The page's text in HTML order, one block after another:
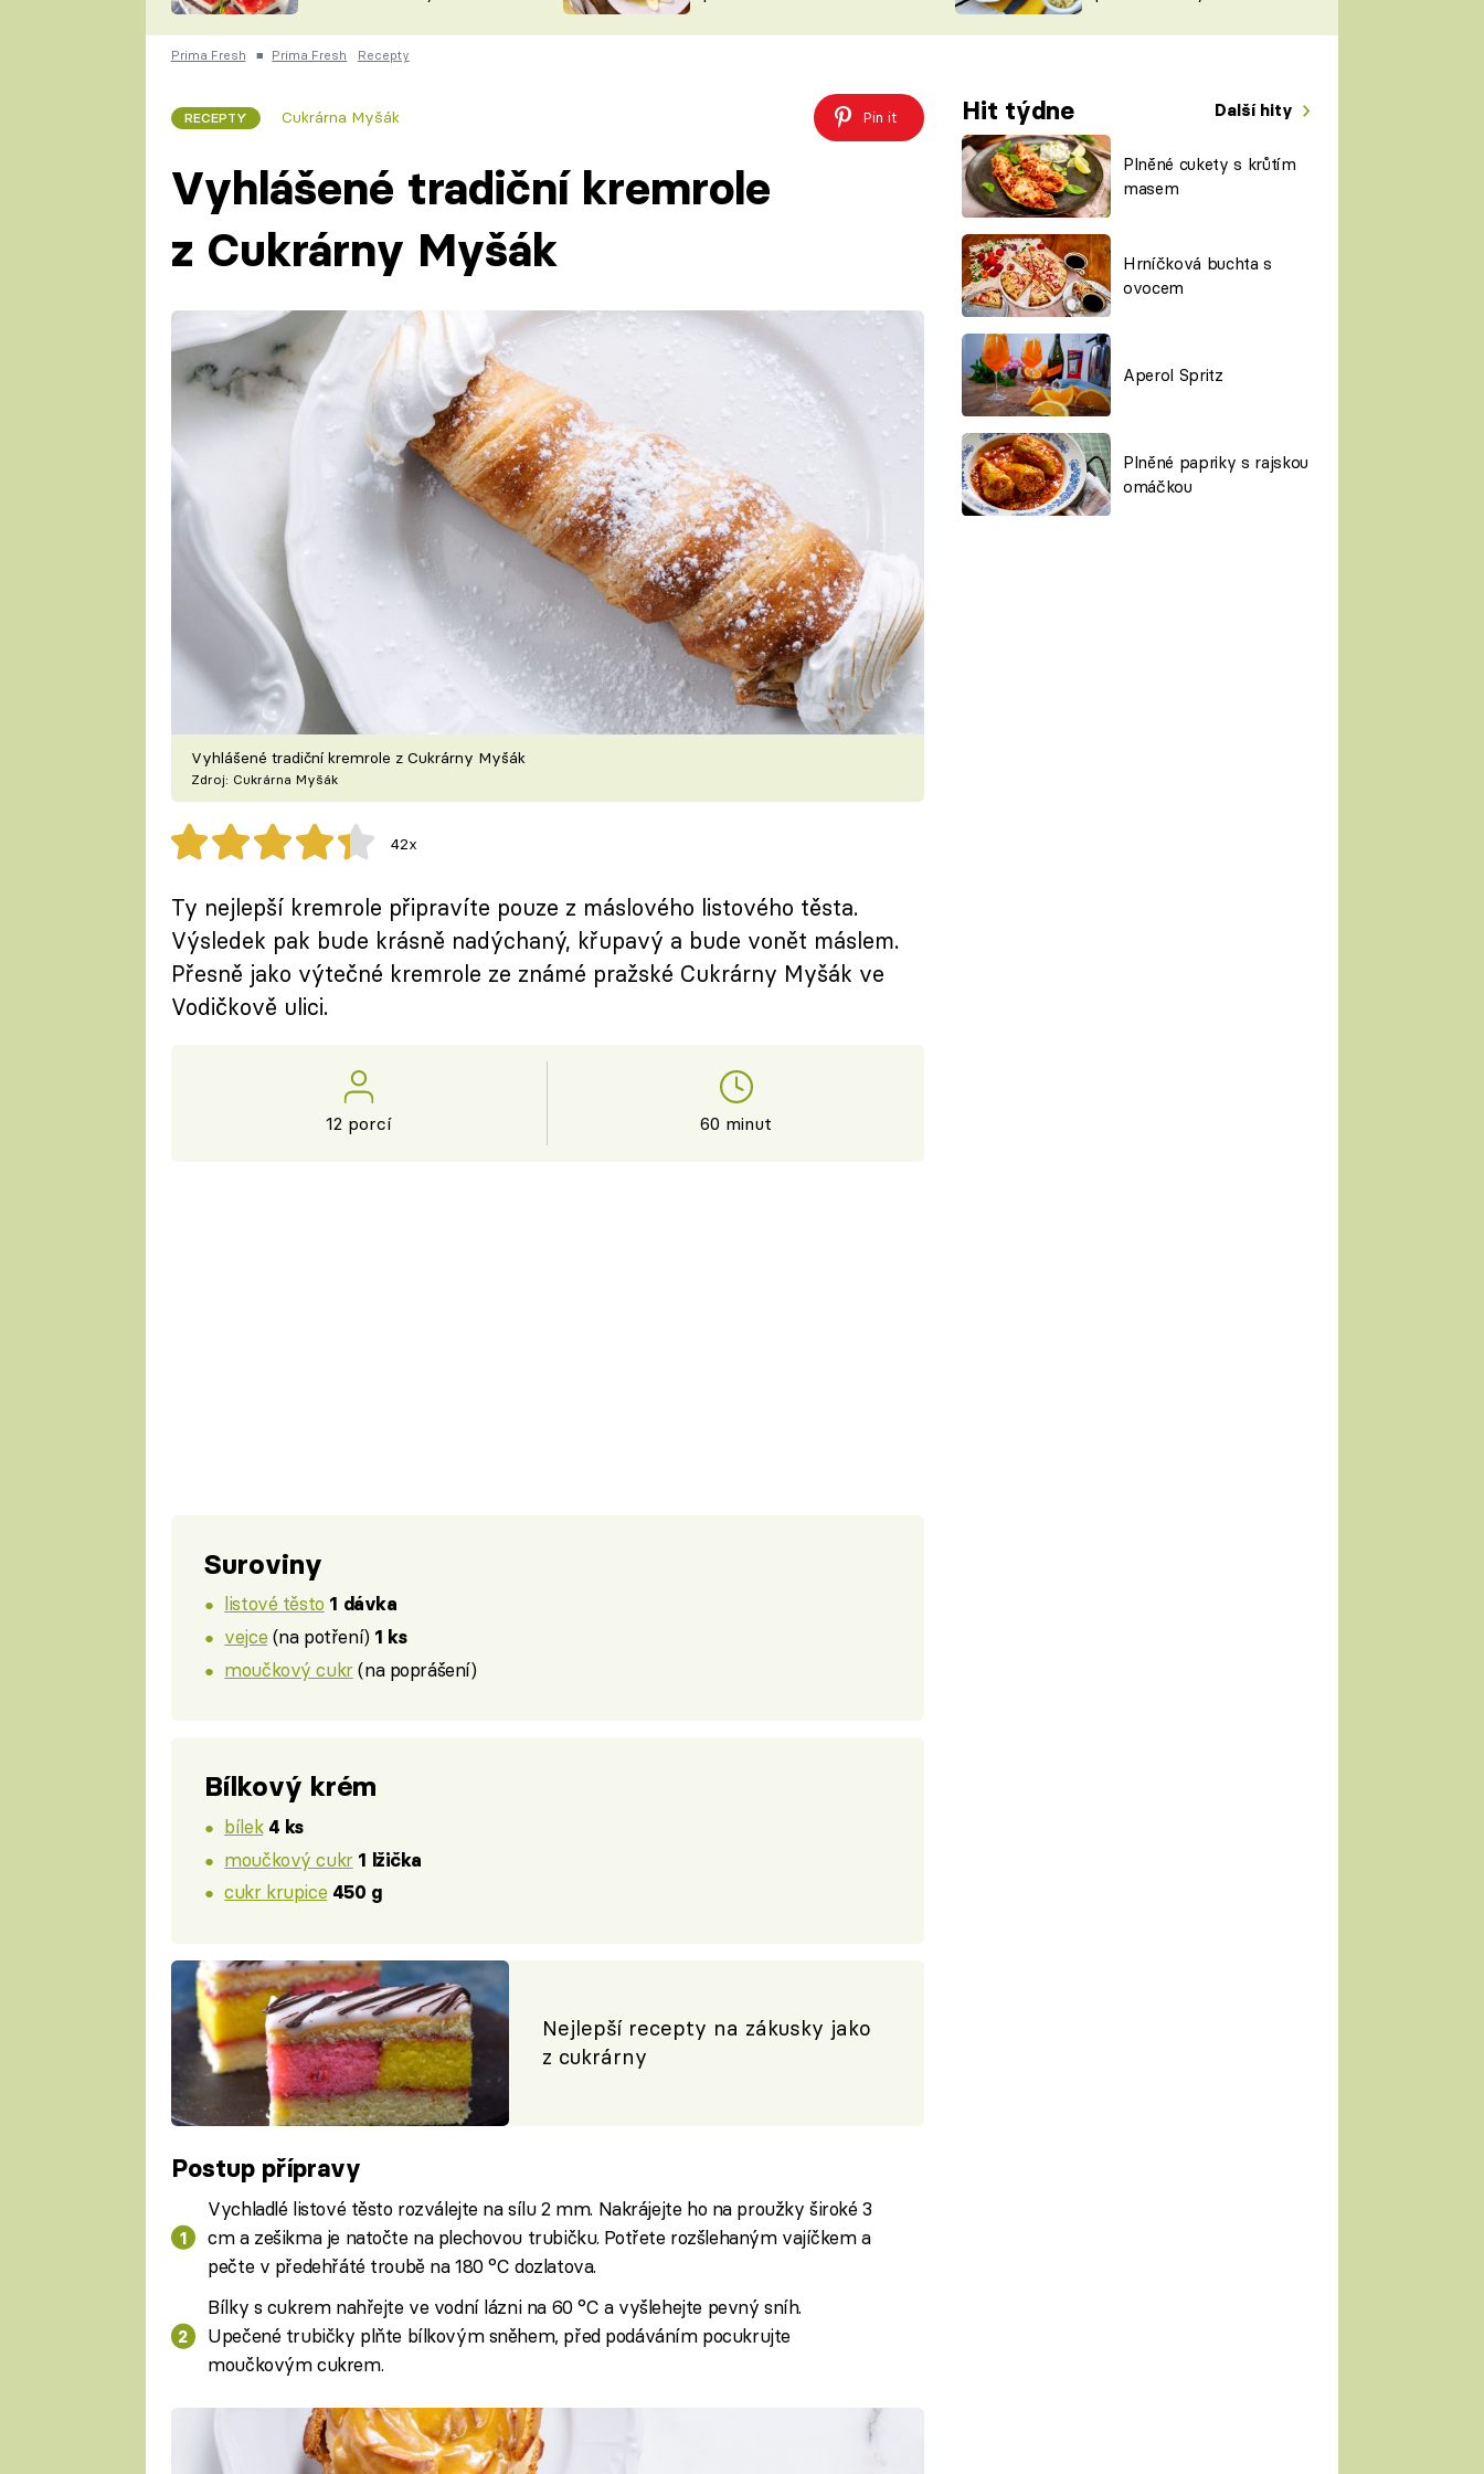
ČESKO NA TALÍŘI
KUCHAŘKA
VYCHYTÁVKY
ŠÉFREDAKTORKY
ČASOPIS
Prima Fresh ■ Prima Fresh Recepty
RECEPTY Cukrárna Myšák Pin it Hit týdne Další hity
Plněné cukety s krůtím
masem
Hrníčková buchta s
ovocem
Aperol Spritz
Plněné papriky s rajskou
omáčkou
Vyhlášené tradiční kremrole
z Cukrárny Myšák
Vyhlášené tradiční kremrole z Cukrárny Myšák
Zdroj: Cukrárna Myšák
42x
Ty nejlepší kremrole připravíte pouze z máslového listového těsta.
Výsledek pak bude krásně nadýchaný, křupavý a bude vonět máslem.
Přesně jako výtečné kremrole ze známé pražské Cukrárny Myšák ve
Vodičkově ulici.
12 porcí 60 minut
Suroviny
listové těsto 1 dávka
vejce (na potření) 1 ks
moučkový cukr(na poprášení)
Bílkový krém
bílek 4 ks
moučkový cukr 1 lžička
cukr krupice 450 g
Nejlepší recepty na zákusky jako
z cukrárny
Postup přípravy
Vychladlé listové těsto rozválejte na sílu 2 mm. Nakrájejte ho na proužky široké 3
cm a zešikma je natočte na plechovou trubičku. Potřete rozšlehaným vajíčkem a
pečte v předehřáté troubě na 180 °C dozlatova.
Bílky s cukrem nahřejte ve vodní lázni na 60 °C a vyšlehejte pevný sníh.
Upečené trubičky plňte bílkovým sněhem, před podáváním pocukrujte
moučkovým cukrem.